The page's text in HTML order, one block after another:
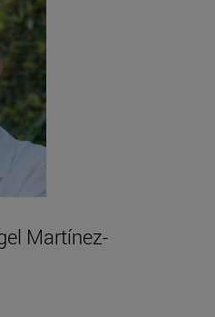
Martínez-